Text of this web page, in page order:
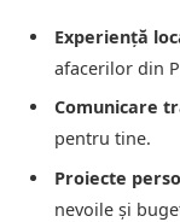
Experiență
afacerilor din
Comunicare
pentru tine.
Proiecte
nevoile și